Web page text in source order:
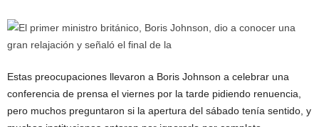
Estas preocupaciones llevaron a Boris Johnson a celebrar una
conferencia de prensa el viernes por la tarde pidiendo renuencia,
pero muchos preguntaron si la apertura del sábado tenía sentido, y